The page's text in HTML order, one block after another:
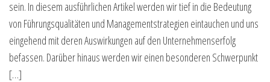
sein. In diesem ausführlichen Artikel werden wir tief in die Bedeutung
von Führungsqualitäten und Managementstrategien eintauchen und uns
eingehend mit deren Auswirkungen auf den Unternehmenserfolg
befassen. Darüber hinaus werden wir einen besonderen Schwerpunkt
[…]